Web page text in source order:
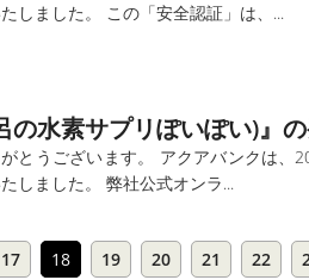
しました。 この「安全認証」は、...
水素サプリぽいぽい)』
とうございます。 アクアバンクは、
しました。 弊社公式オンラ...
17 18 19 20 21 22